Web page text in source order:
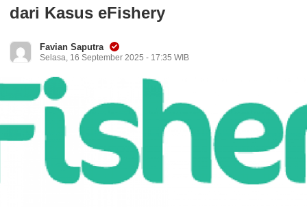
dari Kasus eFishery
Favian Saputra
Selasa, 16 September 2025 - 17:35 WIB